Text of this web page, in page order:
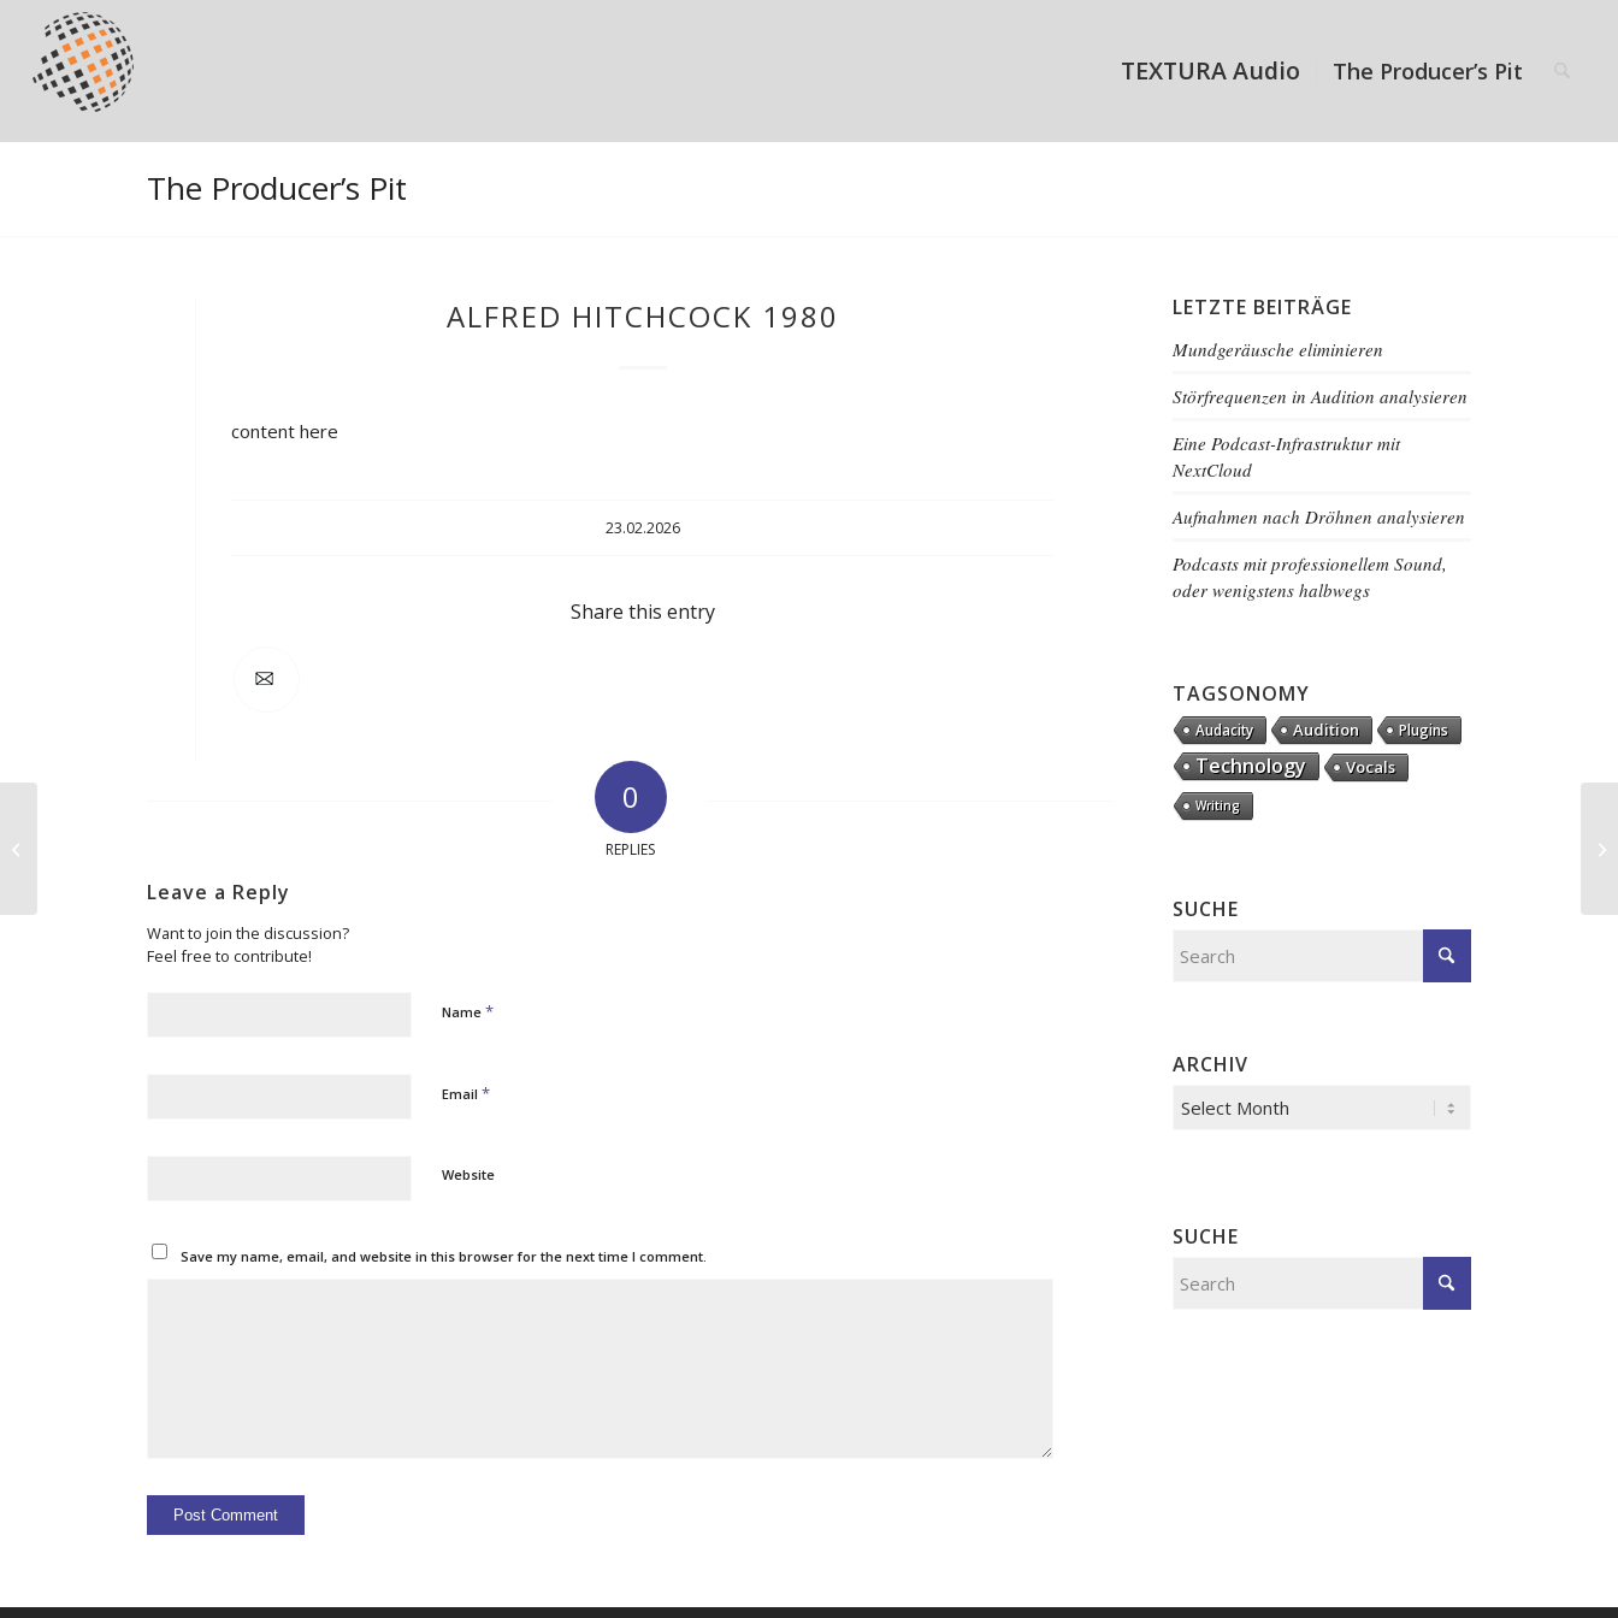
TEXTURA Audio The Producer’s Pit
The Producer’s Pit
ALFRED HITCHCOCK 1980
content here
23.02.2026
Share this entry
0
REPLIES
Leave a Reply
Want to join the discussion?
Feel free to contribute!
Name *
Email *
Website
Save my name, email, and website in this browser for the next time I comment.
LETZTE BEITRÄGE
Mundgeräusche eliminieren
Störfrequenzen in Audition analysieren
Eine Podcast-Infrastruktur mit
NextCloud
Aufnahmen nach Dröhnen analysieren
Podcasts mit professionellem Sound,
oder wenigstens halbwegs
TAGSONOMY
Audacity Audition Plugins
Technology Vocals
Writing
SUCHE
ARCHIV
SUCHE